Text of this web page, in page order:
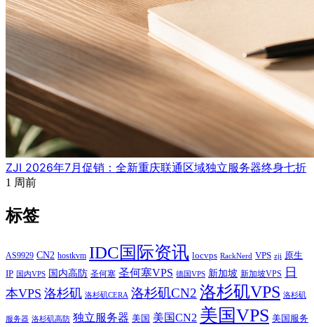
ZJI 2026年7月促销：全新重庆联通区域独立服务器终身七折
1 周前
标签
AS9929 CN2 hostkvm IDC国际资讯 locvps RackNerd VPS zji 原生
IP 国内VPS 国内高防 圣何塞 圣何塞VPS 德国VPS 新加坡 新加坡VPS
日
本VPS 洛杉矶 洛杉矶CERA 洛杉矶CN2 洛杉矶VPS 洛杉矶
服务器 洛杉矶高防 独立服务器 美国 美国CN2 美国VPS 美国服务